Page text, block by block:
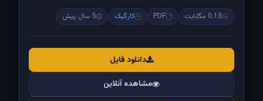
0.13 مگابایت PDF کارگیک 5 سال پیش
دانلود فایل
مشاهده آنلاین